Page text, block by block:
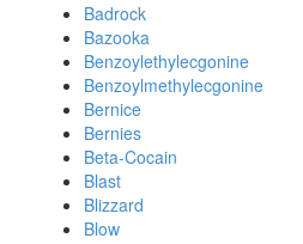
Badrock
Bazooka
Benzoylethylecgonine
Benzoylmethylecgonine
Bernice
Bernies
Beta-Cocain
Blast
Blizzard
Blow